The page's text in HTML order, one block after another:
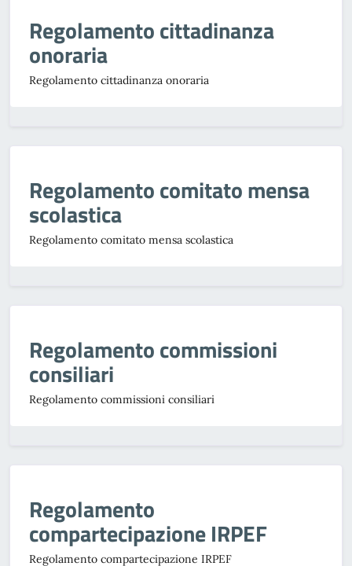
Regolamento cittadinanza
onoraria
Regolamento cittadinanza onoraria
Regolamento comitato mensa
scolastica
Regolamento comitato mensa scolastica
Regolamento commissioni
consiliari
Regolamento commissioni consiliari
Regolamento
compartecipazione IRPEF
Regolamento compartecipazione IRPEF